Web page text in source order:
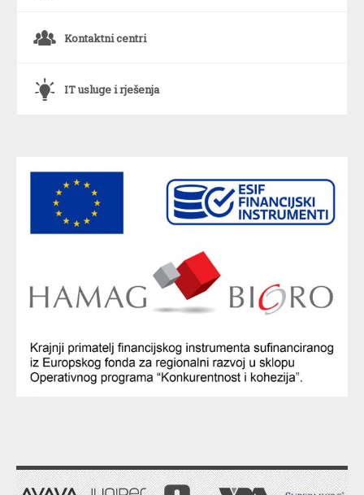
o Kontaktni centri
` IT usluge i rješenja